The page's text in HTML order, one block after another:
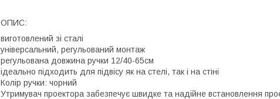
ОПИС:
виготовлений зі сталі
універсальний, регульований монтаж
регульована довжина ручки 12/40-65см
ідеально підходить для підвісу як на стелі, так і на стіні
Колір ручки: чорний
Утримувач проектора забезпечує швидке та надійне встановлення